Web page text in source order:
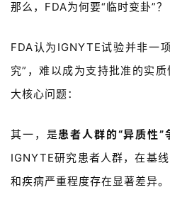
那么， FDA为何要“临时变卦”？
FDA认为 IGNYTE试验并非一
究” ，难以成为支持批准的实
大核心问题：
其一，是患者人群的“异质性”
IGNYTE研究患者人群，在基
和疾病严重程度存在显著差异。